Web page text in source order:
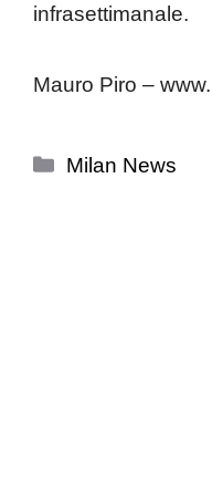
infrasettimanale.
Mauro Piro –
Categorie
Milan News